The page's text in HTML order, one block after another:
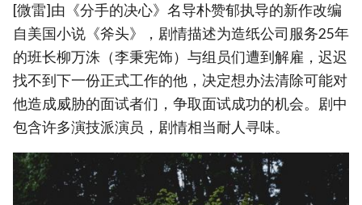
[微雷]由《分手的决心》名导朴赞郁执导的新作改编
自美国小说《斧头》，剧情描述为造纸公司服务25年
的班长柳万洙（李秉宪饰）与组员们遭到解雇，迟迟
找不到下一份正式工作的他，决定想办法清除可能对
他造成威胁的面试者们，争取面试成功的机会。剧中
包含许多演技派演员，剧情相当耐人寻味。